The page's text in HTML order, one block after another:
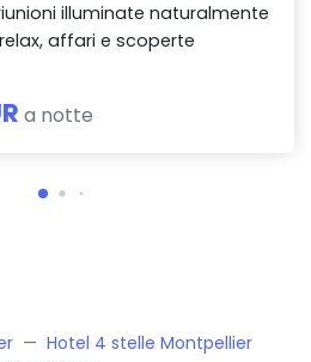
illuminate naturalmente
affari e scoperte
a notte
Hotel 4 stelle Montpellier